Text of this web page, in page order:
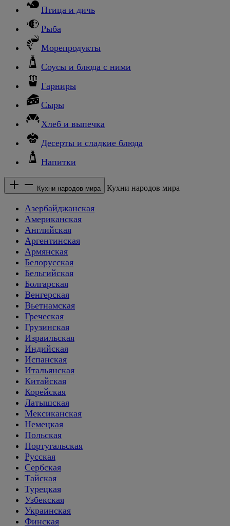
Птица и дичь
Рыба
Морепродукты
Соусы и блюда с ними
Гарниры
Сыры
Хлеб и выпечка
Десерты и сладкие блюда
Напитки
Кухни народов мира Кухни народов мира
Азербайджанская
Американская
Английская
Аргентинская
Армянская
Белорусская
Бельгийская
Болгарская
Венгерская
Вьетнамская
Греческая
Грузинская
Израильская
Индийская
Испанская
Итальянская
Китайская
Корейская
Латышская
Мексиканская
Немецкая
Польская
Португальская
Русская
Сербская
Тайская
Турецкая
Узбекская
Украинская
Финская